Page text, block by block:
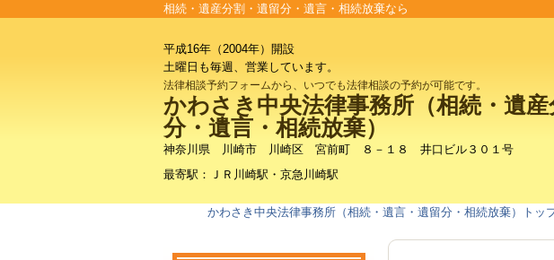
相続・遺産分割・遺留分・遺言・相続放棄なら
平成16年（2004年）開設
土曜日も毎週、営業しています。
法律相談予約フォームから、いつでも法律相談の予約が可能です。
かわさき中央法律事務所（相続・遺
分・遺言・相続放棄）
神奈川県 川崎市 川崎区 宮前町 ８－１８ 井口ビル３０１号
最寄駅：ＪＲ川崎駅・京急川崎駅
かわさき中央法律事務所（相続・遺言・遺留分・相続放棄）トッ